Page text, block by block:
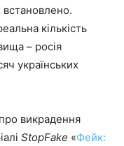
встановлено.
кількість
– росія
українських
викрадення
StopFake «Фейк: